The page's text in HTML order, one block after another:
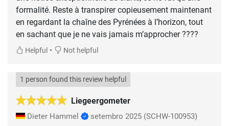
formalité. Reste à transpirer copieusement maintenant
en regardant la chaîne des Pyrénées à l’horizon, tout
en sachant que je ne vais jamais m’approcher ????
Helpful • Not helpful
Liegeergometer
1 person found this review helpful
Dieter Hammel setembro 2025 (SCHW-100953)